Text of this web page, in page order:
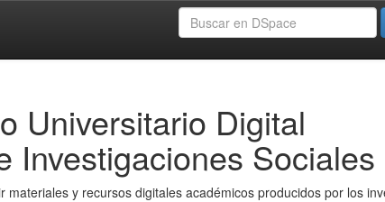
Universitario Digital
Investigaciones Sociales
materiales y recursos digitales académicos producidos por los